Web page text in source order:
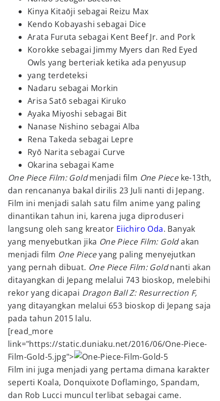
Kinya Kitaōji sebagai Reizu Max
Kendo Kobayashi sebagai Dice
Arata Furuta sebagai Kent Beef Jr. and Pork
Korokke sebagai Jimmy Myers dan Red Eyed
Owls yang berteriak ketika ada penyusup
yang terdeteksi
Nadaru sebagai Morkin
Arisa Satō sebagai Kiruko
Ayaka Miyoshi sebagai Bit
Nanase Nishino sebagai Alba
Rena Takeda sebagai Lepre
Ryō Narita sebagai Curve
Okarina sebagai Kame
One Piece Film: Goldmenjadi film One Piece ke-13th,
dan rencananya bakal dirilis 23 Juli nanti di Jepang.
Film ini menjadi salah satu film anime yang paling
dinantikan tahun ini, karena juga diproduseri
langsung oleh sang kreator Eiichiro Oda. Banyak
yang menyebutkan jika One Piece Film: Goldakan
menjadi film One Pieceyang paling menyejutkan
yang pernah dibuat. One Piece Film: Goldnanti akan
ditayangkan di Jepang melalui 743 bioskop, melebihi
rekor yang dicapai Dragon Ball Z: Resurrection F,
yang ditayangkan melalui 653 bioskop di Jepang saja
pada tahun 2015 lalu.
[read_more
link="https://static.duniaku.net/2016/06/One-Piece-
Film-Gold-5.jpg">
Film ini juga menjadi yang pertama dimana karakter
seperti Koala, Donquixote Doflamingo, Spandam,
dan Rob Lucci muncul terlibat sebagai came.